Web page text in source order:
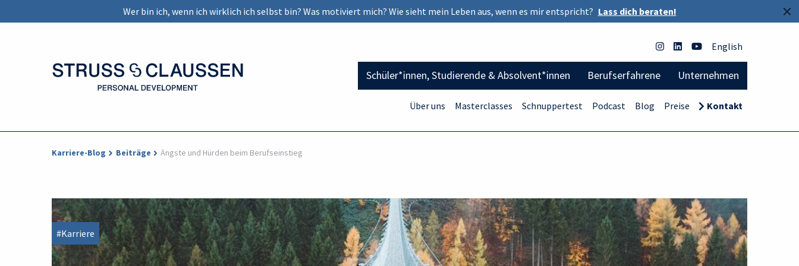
×
Wer bin ich, wenn ich wirklich ich selbst bin? Was motiviert mich? Wie sieht mein Leben aus, wenn es mir entspricht? Lass dich beraten!
English
Schüler*innen, Studierende & Absolvent*innen Berufserfahrene Unternehmen
Über uns Masterclasses Schnuppertest Podcast Blog Preise Kontakt
Karriere-Blog Beiträge Ängste und Hürden beim Berufseinstieg
#Karriere